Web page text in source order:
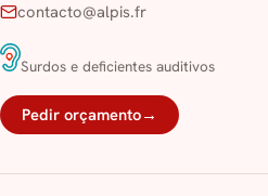
contacto@alpis.fr
Surdos e deficientes auditivos
Pedir orçamento→